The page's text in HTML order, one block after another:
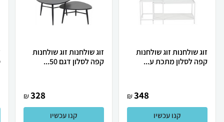
זוג שולחנות זוג שולחנות
קפה לסלון מתכת ע...
348
₪
קנו עכשיו
זוג שולחנות זוג שולחנות
קפה לסלון דגם 50...
328
₪
קנו עכשיו